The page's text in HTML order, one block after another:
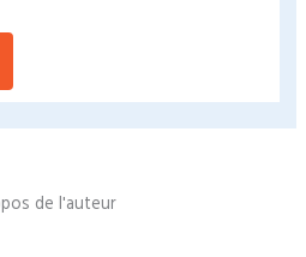
de l'auteur